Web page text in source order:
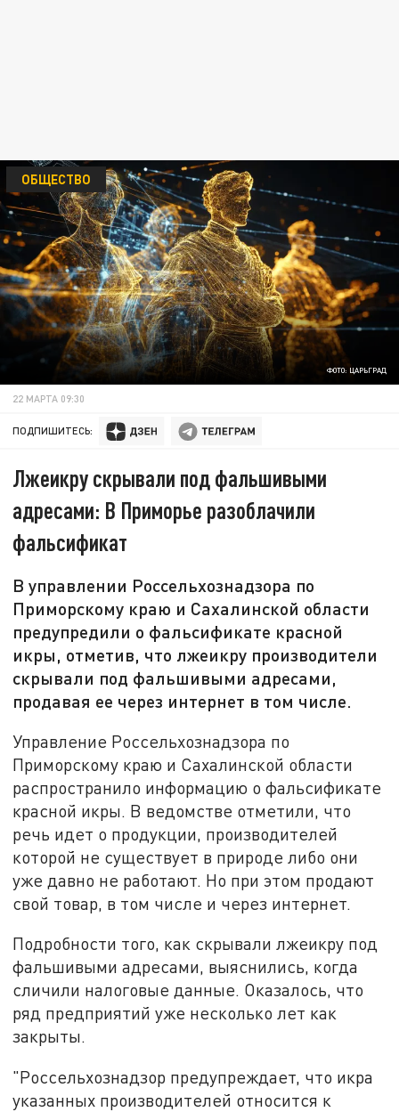
ФОТО: ЦАРЬГРАД
ОБЩЕСТВО
22 МАРТА 09:30
ПОДПИШИТЕСЬ:
Лжеикру скрывали под фальшивыми
адресами: В Приморье разоблачили
фальсификат
В управлении Россельхознадзора по
Приморскому краю и Сахалинской области
предупредили о фальсификате красной
икры, отметив, что лжеикру производители
скрывали под фальшивыми адресами,
продавая ее через интернет в том числе.
Управление Россельхознадзора по
Приморскому краю и Сахалинской области
распространило информацию о фальсификате
красной икры. В ведомстве отметили, что
речь идет о продукции, производителей
которой не существует в природе либо они
уже давно не работают. Но при этом продают
свой товар, в том числе и через интернет.
Подробности того, как скрывали лжеикру под
фальшивыми адресами, выяснились, когда
сличили налоговые данные. Оказалось, что
ряд предприятий уже несколько лет как
закрыты.
"Россельхознадзор предупреждает, что икра
указанных производителей относится к